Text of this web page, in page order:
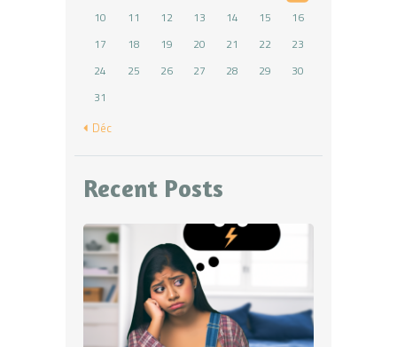
10
11 12 13 14 15
16
17
18 19 20 21 22
23
24
25 26 27 28 29
30
31
« Déc
Recent Posts